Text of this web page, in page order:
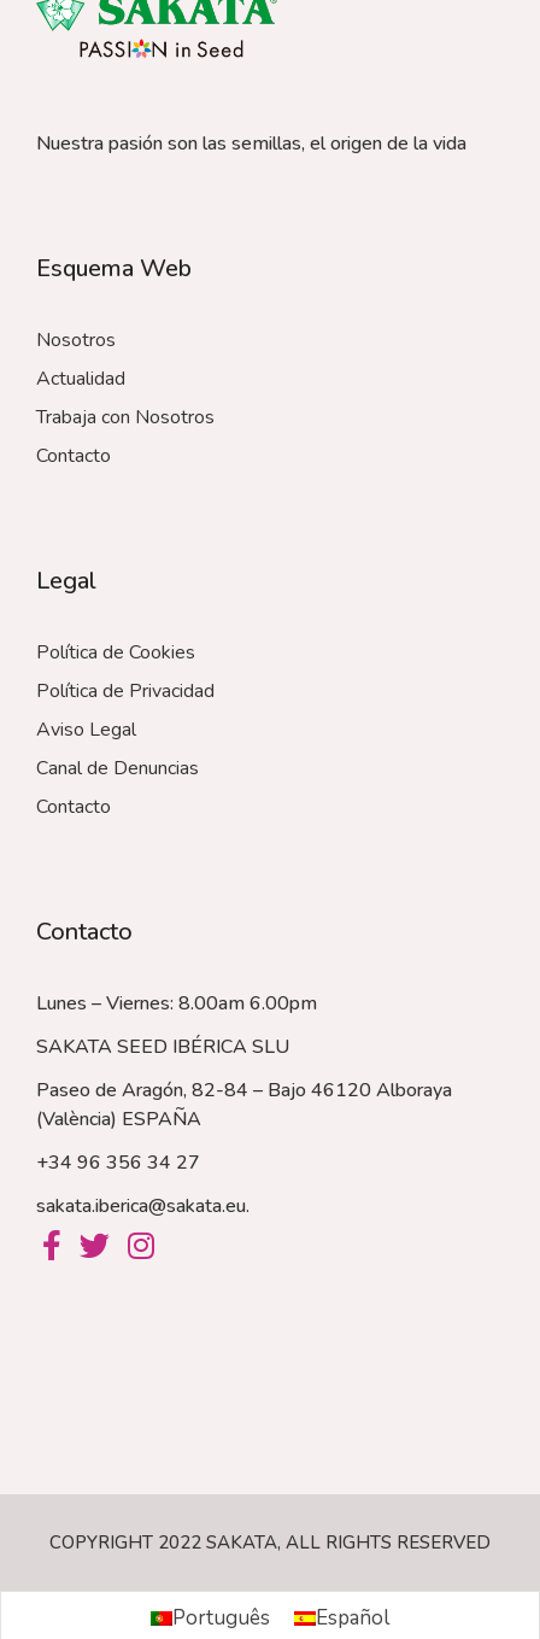
Nuestra pasión son las semillas, el origen de la vida
Esquema Web
Nosotros
Actualidad
Trabaja con Nosotros
Contacto
Legal
Política de Cookies
Política de Privacidad
Aviso Legal
Canal de Denuncias
Contacto
Contacto
Lunes – Viernes: 8.00am 6.00pm
SAKATA SEED IBÉRICA SLU
Paseo de Aragón, 82-84 – Bajo 46120 Alboraya
(València) ESPAÑA
+34 96 356 34 27
sakata.iberica@sakata.eu.
COPYRIGHT 2022 SAKATA, ALL RIGHTS RESERVED
Português Español